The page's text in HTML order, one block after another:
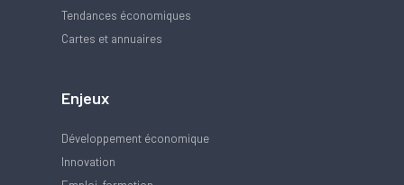
Tendances économiques
Cartes et annuaires
Enjeux
Développement économique
Innovation